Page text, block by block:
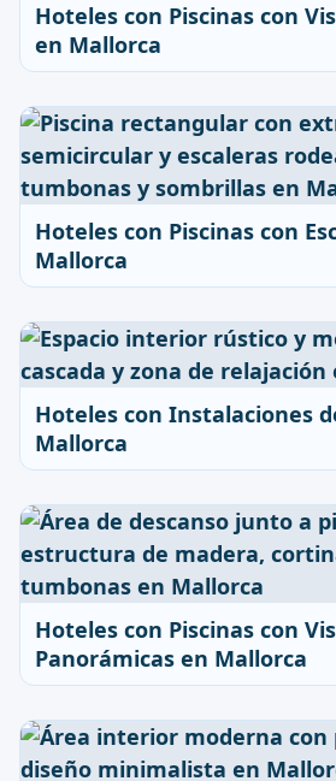
Hoteles con Piscinas con
en Mallorca
Hoteles con Piscinas con
Mallorca
Hoteles con Instalaciones
Mallorca
Hoteles con Piscinas con
Panorámicas en Mallorca